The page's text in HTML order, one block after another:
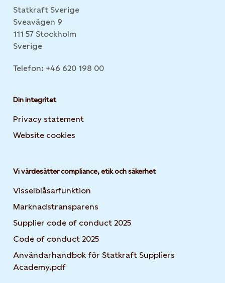
Statkraft Sverige
Sveavägen 9
111 57 Stockholm
Sverige
Telefon: +46 620 198 00
Din integritet
Privacy statement
Website cookies
Vi värdesätter compliance, etik och säkerhet
Visselblåsarfunktion
Marknadstransparens
Supplier code of conduct 2025
Code of conduct 2025
Användarhandbok för Statkraft Suppliers
Academy.pdf